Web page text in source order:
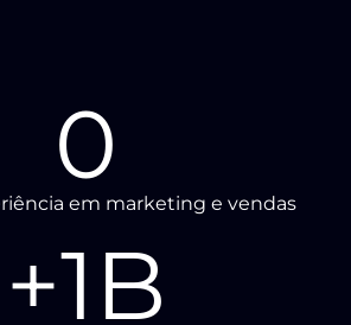
em marketing e vendas
0
+1B